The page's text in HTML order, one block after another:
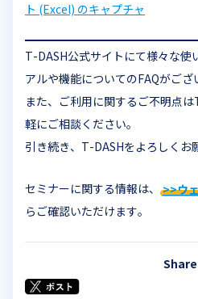
ト (Excel) のキャプチャ
T-DASH公式サイトにて様々な使
アルや機能についてのFAQがござ
また、ご利用に関するご不明点
軽にご相談ください。
引き続き、T-DASHをよろしくお
セミナーに関する情報は、 >>ウ
らご確認いただけます。
Share